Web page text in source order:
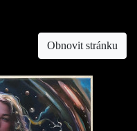
Obnovit stránku